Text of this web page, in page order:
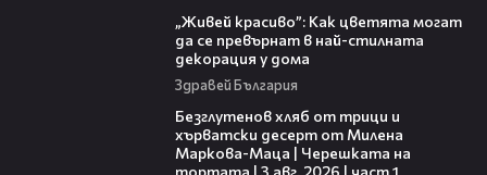
„Живей красиво”: Как цветята могат
да се превърнат в най-стилната
декорация у дома
Здравей България
Безглутенов хляб от трици и
хърватски десерт от Милена
Маркова-Маца | Черешката на